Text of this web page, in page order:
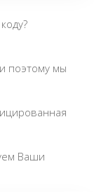
хорошо
чем колодки
и чуть
и высокий
оцениваю
бренда
цену и
поэтому мы
Ваши